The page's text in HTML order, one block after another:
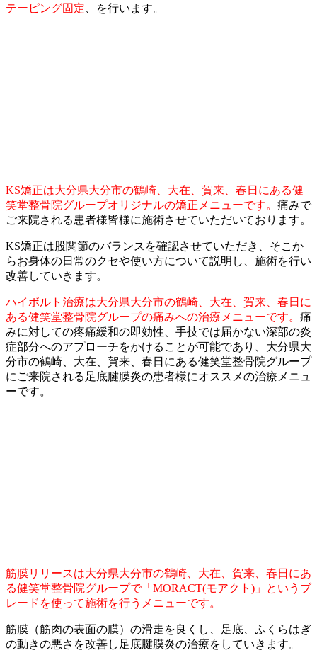
テーピング固定、を行います。
KS矯正は大分県大分市の鶴崎、大在、賀来、春日にある健
笑堂整骨院グループオリジナルの矯正メニューです。 痛みで
ご来院される患者様皆様に施術させていただいております。
KS矯正は股関節のバランスを確認させていただき、そこか
らお身体の日常のクセや使い方について説明し、施術を行い
改善していきます。
ハイボルト治療は大分県大分市の鶴崎、大在、賀来、春日に
ある健笑堂整骨院グループの痛みへの治療メニューです。 痛
みに対しての疼痛緩和の即効性、手技では届かない深部の炎
症部分へのアプローチをかけることが可能であり、大分県大
分市の鶴崎、大在、賀来、春日にある健笑堂整骨院グループ
にご来院される足底腱膜炎の患者様にオススメの治療メニュ
ーです。
筋膜リリースは大分県大分市の鶴崎、大在、賀来、春日にあ
る健笑堂整骨院グループで「MORACT(モアクト)」というブ
レードを使って施術を行うメニューです。
筋膜（筋肉の表面の膜）の滑走を良くし、足底、ふくらはぎ
の動きの悪さを改善し足底腱膜炎の治療をしていきます。